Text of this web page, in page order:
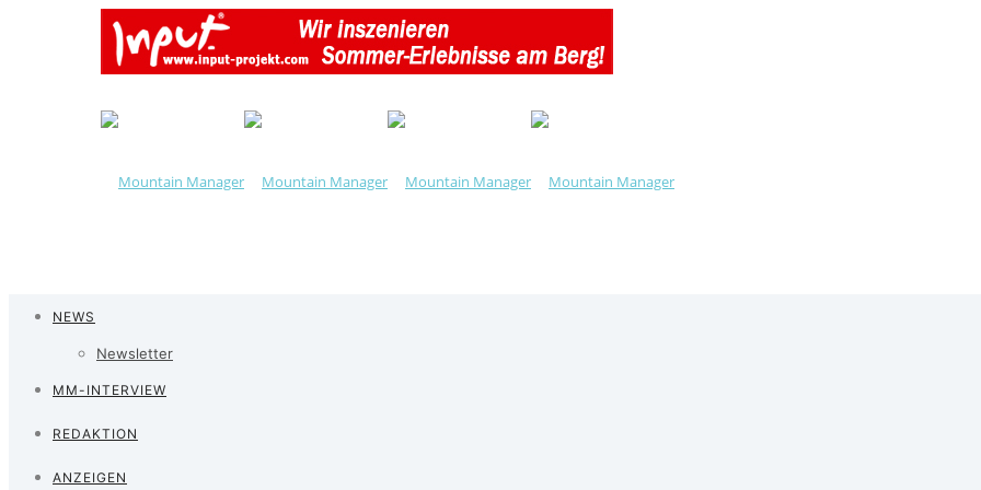
NEWS
Newsletter
MM-INTERVIEW
REDAKTION
ANZEIGEN